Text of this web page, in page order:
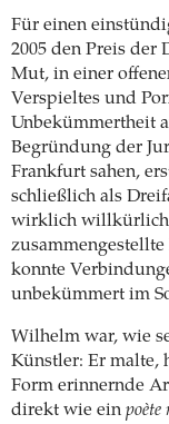
Für einen
2005 den Preis der
Mut, in einer
Verspieltes und
Unbekümmertheit
Begründung der
Frankfurt sahen,
schließlich als
wirklich
konnte
unbekümmert im
Wilhelm war, wie
Künstler: Er malte,
Form erinnernde
direkt wie ein poète